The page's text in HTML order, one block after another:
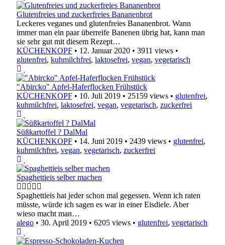
Glutenfreies und zuckerfreies Bananenbrot
Leckeres veganes und glutenfreies Bananenbrot. Wann
immer man ein paar überreife Banenen übrig hat, kann man
sie sehr gut mit diesem Rezept…
KÜCHENKOPF • 12. Januar 2020 • 3911 views •
glutenfrei, kuhmilchfrei, laktosefrei, vegan, vegetarisch
"Abircko" Apfel-Haferflocken Frühstück
KÜCHENKOPF • 10. Juli 2019 • 25159 views • glutenfrei,
kuhmilchfrei, laktosefrei, vegan, vegetarisch, zuckerfrei
Süßkartoffel ? DalMal
KÜCHENKOPF • 14. Juni 2019 • 2439 views • glutenfrei,
kuhmilchfrei, vegan, vegetarisch, zuckerfrei
Spaghettieis selber machen
Spaghettieis hat jeder schon mal gegessen. Wenn ich raten
müsste, würde ich sagen es war in einer Eisdiele. Aber
wieso macht man…
alego • 30. April 2019 • 6205 views • glutenfrei, vegetarisch